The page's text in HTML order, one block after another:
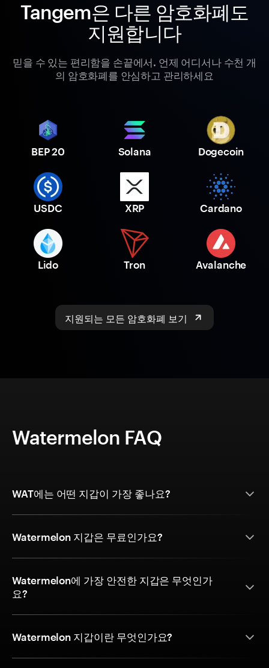
Tangem은 다른 암호화폐도
지원합니다
믿을 수 있는 편리함을 손끝에서. 언제 어디서나 수천 개
의 암호화폐를 안심하고 관리하세요
BEP 20 Solana Dogecoin
USDC XRP Cardano
Lido Tron Avalanche
지원되는 모든 암호화폐 보기
Watermelon FAQ
WAT에는 어떤 지갑이 가장 좋나요?
Watermelon 지갑은 무료인가요?
Watermelon에 가장 안전한 지갑은 무엇인가
요?
Watermelon 지갑이란 무엇인가요?